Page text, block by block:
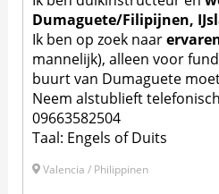
Dumaguete/Filipijnen,
Ik ben op zoek naar
mannelijk), alleen voor
buurt van Dumaguete
Neem alstublieft
09663582504
Taal: Engels of Duits
Valencia / Philippinen